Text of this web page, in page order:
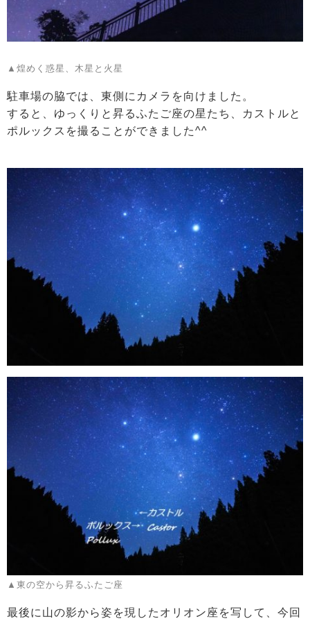
▲煌めく惑星、木星と火星
駐車場の脇では、東側にカメラを向けました。
すると、ゆっくりと昇るふたご座の星たち、カストルと
ポルックスを撮ることができました^^
▲東の空から昇るふたご座
最後に山の影から姿を現したオリオン座を写して、今回